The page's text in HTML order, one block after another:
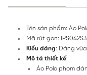
Tên sản phẩm: Áo
Mã rút gọn: IPS042S3
Kiểu dáng: Dáng
Mô tả thiết kế:
Áo Polo phom